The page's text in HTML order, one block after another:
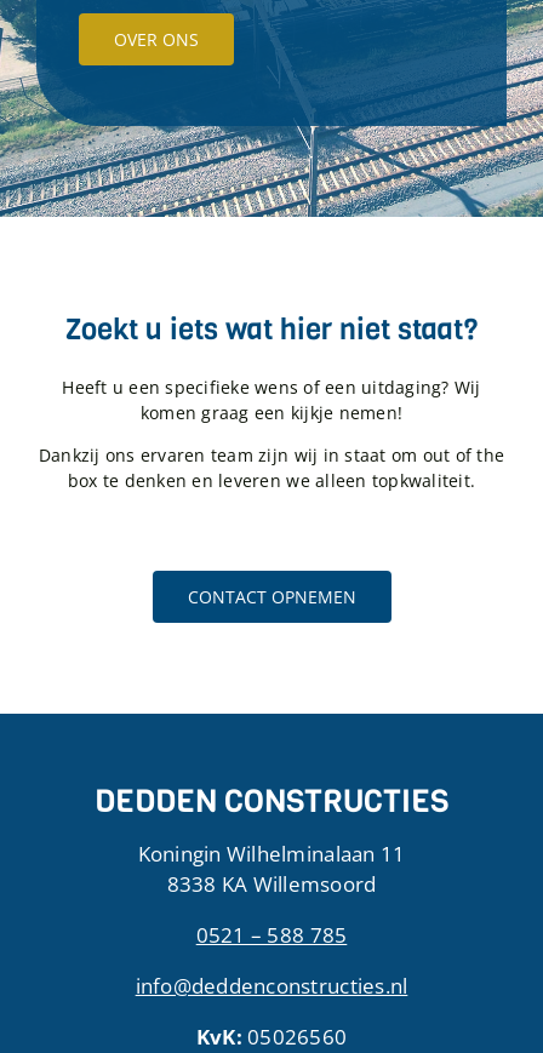
OVER ONS
Zoekt u iets wat hier niet staat?
Heeft u een specifieke wens of een uitdaging? Wij
komen graag een kijkje nemen!
Dankzij ons ervaren team zijn wij in staat om out of the
box te denken en leveren we alleen topkwaliteit.
CONTACT OPNEMEN
DEDDEN CONSTRUCTIES
Koningin Wilhelminalaan 11
8338 KA Willemsoord
0521 – 588 785
info@deddenconstructies.nl
KvK: 05026560